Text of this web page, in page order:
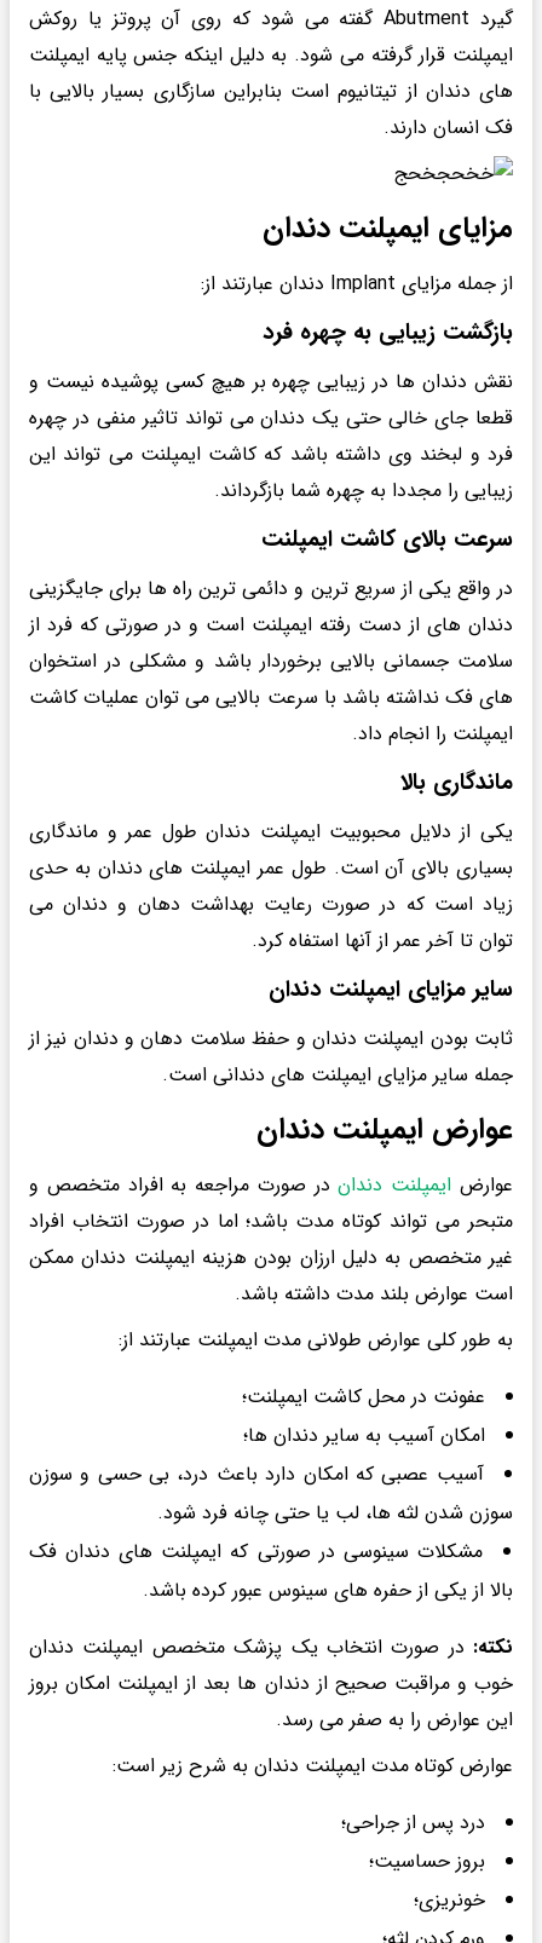
گیرد Abutment گفته می شود که روی آن پروتز یا روکش
ایمپلنت قرار گرفته می شود. به دلیل اینکه جنس پایه ایمپلنت
های دندان از تیتانیوم است بنابراین سازگاری بسیار بالایی با
فک انسان دارند.
مزایای ایمپلنت دندان
از جمله مزایای Implant دندان عبارتند از:
بازگشت زیبایی به چهره فرد
نقش دندان ها در زیبایی چهره بر هیچ کسی پوشیده نیست و
قطعا جای خالی حتی یک دندان می تواند تاثیر منفی در چهره
فرد و لبخند وی داشته باشد که کاشت ایمپلنت می تواند این
زیبایی را مجددا به چهره شما بازگرداند.
سرعت بالای کاشت ایمپلنت
در واقع یکی از سریع ترین و دائمی ترین راه ها برای جایگزینی
دندان های از دست رفته ایمپلنت است و در صورتی که فرد از
سلامت جسمانی بالایی برخوردار باشد و مشکلی در استخوان
های فک نداشته باشد با سرعت بالایی می توان عملیات کاشت
ایمپلنت را انجام داد.
ماندگاری بالا
یکی از دلایل محبوبیت ایمپلنت دندان طول عمر و ماندگاری
بسیاری بالای آن است. طول عمر ایمپلنت های دندان به حدی
زیاد است که در صورت رعایت بهداشت دهان و دندان می
توان تا آخر عمر از آنها استفاه کرد.
سایر مزایای ایمپلنت دندان
ثابت بودن ایمپلنت دندان و حفظ سلامت دهان و دندان نیز از
جمله سایر مزایای ایمپلنت های دندانی است.
عوارض ایمپلنت دندان
عوارض ایمپلنت دنداندر صورت مراجعه به افراد متخصص و
متبحر می تواند کوتاه مدت باشد؛ اما در صورت انتخاب افراد
غیر متخصص به دلیل ارزان بودن هزینه ایمپلنت دندان ممکن
است عوارض بلند مدت داشته باشد.
به طور کلی عوارض طولانی مدت ایمپلنت عبارتند از:
عفونت در محل کاشت ایمپلنت؛
امکان آسیب به سایر دندان ها؛
آسیب عصبی که امکان دارد باعث درد، بی حسی و سوزن
سوزن شدن لثه ها، لب یا حتی چانه فرد شود.
مشکلات سینوسی در صورتی که ایمپلنت های دندان فک
بالا از یکی از حفره های سینوس عبور کرده باشد.
نکته: در صورت انتخاب یک پزشک متخصص ایمپلنت دندان
خوب و مراقبت صحیح از دندان ها بعد از ایمپلنت امکان بروز
این عوارض را به صفر می رسد.
عوارض کوتاه مدت ایمپلنت دندان به شرح زیر است:
درد پس از جراحی؛
بروز حساسیت؛
خونریزی؛